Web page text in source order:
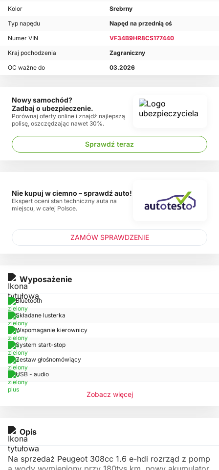
Kolor
Srebrny
Typ napędu
Napęd na przednią oś
Numer VIN
VF34B9HR8CS177440
Kraj pochodzenia
Zagraniczny
OC ważne do
03.2026
Wyposażenie
Bluetooth
Składane lusterka
Wspomaganie kierownicy
System start-stop
Zestaw głośnomówiący
USB - audio
Zobacz więcej
Opis
Na sprzedaż Peugeot 308cc 1.6 e-hdi rozrząd z pomp
Nowy samochód?
Zadbaj o ubezpieczenie.
Porównaj oferty online i znajdź najlepszą
polisę, oszczędzając nawet 30%.
Sprawdź teraz
Nie kupuj w ciemno – sprawdź auto!
Ekspert oceni stan techniczny auta na
miejscu, w całej Polsce.
ZAMÓW SPRAWDZENIE